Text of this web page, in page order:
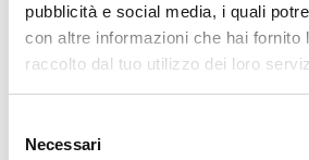
pubblicità e social media, i quali
con altre informazioni che hai fornito
raccolto dal tuo utilizzo dei loro
delNecessari